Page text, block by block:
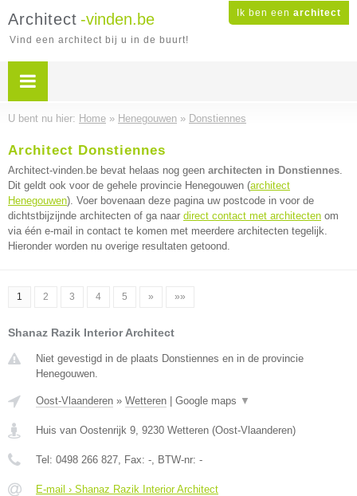
Ik ben een architect
Architect -vinden.be
Vind een architect bij u in de buurt!
U bent nu hier: Home » Henegouwen » Donstiennes
Architect Donstiennes
Architect-vinden.be bevat helaas nog geen architecten in Donstiennes.
Dit geldt ook voor de gehele provincie Henegouwen (architect
Henegouwen). Voer bovenaan deze pagina uw postcode in voor de
dichtstbijzijnde architecten of ga naar direct contact met architecten om
via één e-mail in contact te komen met meerdere architecten tegelijk.
Hieronder worden nu overige resultaten getoond.
1 2 3 4 5 » »»
Shanaz Razik Interior Architect
Niet gevestigd in de plaats Donstiennes en in de provincie
Henegouwen.
Oost-Vlaanderen » Wetteren Google maps ▼
Huis van Oostenrijk 9, 9230 Wetteren (Oost-Vlaanderen)
Tel: 0498 266 827, Fax: -, BTW-nr: -
E-mail › Shanaz Razik Interior Architect